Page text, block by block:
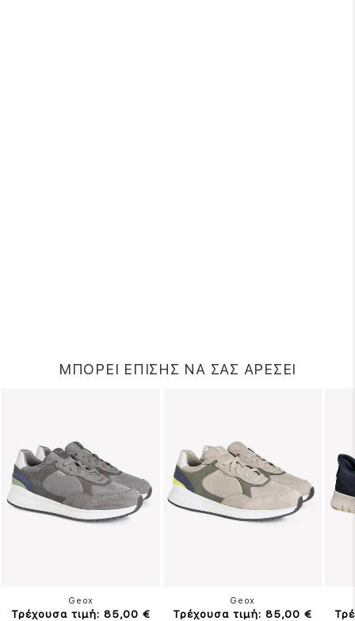
ΜΠΟΡΕΙ ΕΠΙΣΗΣ ΝΑ ΣΑΣ ΑΡΕΣΕΙ
Geox
Τρέχουσα τιμή: 85,00 €
Geox
Τρέχουσα τιμή: 85,00 €